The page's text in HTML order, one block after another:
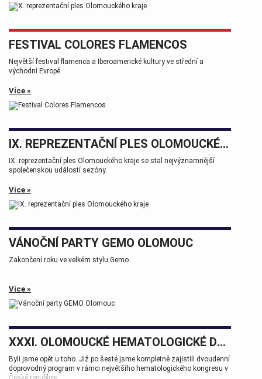
FESTIVAL COLORES FLAMENCOS
Největší festival flamenca a Iberoamerické kultury ve střední a
východní Evropě.
Více »
IX. REPREZENTAČNÍ PLES OLOMOUCKÉHO KRAJE
IX. reprezentační ples Olomouckého kraje se stal nejvýznamnější
společenskou událostí sezóny.
Více »
VÁNOČNÍ PARTY GEMO OLOMOUC
Zakončení roku ve velkém stylu Gemo.
Více »
XXXI. OLOMOUCKÉ HEMATOLOGICKÉ DNY.
Byli jsme opět u toho. Již po šesté jsme kompletně zajistili dvoudenní
doprovodný program v rámci největšího hematologického kongresu v